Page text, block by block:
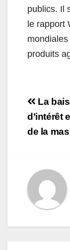
publics. Il
le rapport
produits
de
La
d’intérêt
de la